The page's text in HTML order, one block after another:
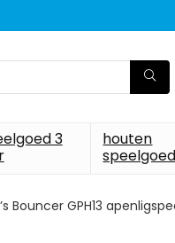
3
houten
speelgoed
Bouncer GPH13